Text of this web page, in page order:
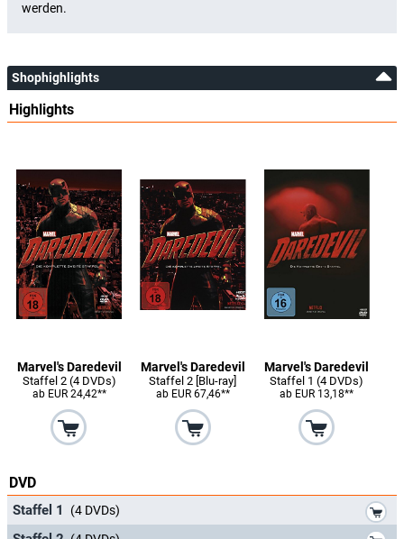
Shophighlights
Highlights
Marvel's Daredevil
Staffel 2 (4 DVDs)
ab EUR 24,42**
Marvel's Daredevil
Staffel 2 [Blu-ray]
ab EUR 67,46**
Marvel's Daredevil
Staffel 1 (4 DVDs)
ab EUR 13,18**
DVD
Staffel 1 (4 DVDs)